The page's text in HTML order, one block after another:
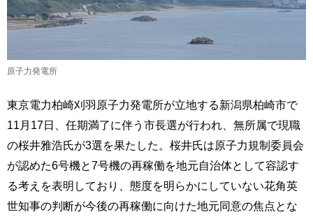
原子力発電所
東京電力柏崎刈羽原子力発電所が立地する新潟県柏崎市で
11月17日、任期満了に伴う市長選が行われ、無所属で現職
の桜井雅浩氏が3選を果たした。桜井氏は原子力規制委員会
が認めた6号機と7号機の再稼働を地元自治体として容認す
る考えを表明しており、態度を明らかにしていない花角英
世知事の判断が今後の再稼働に向けた地元同意の焦点とな